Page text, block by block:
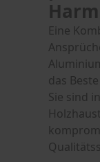
Eine
das
Sie sind